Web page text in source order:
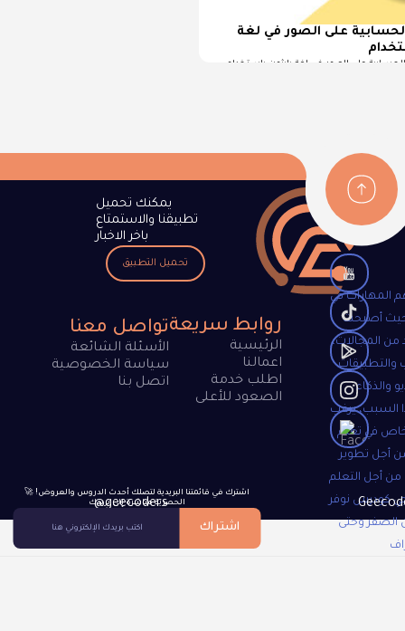
على الصور في لغة
المهارات في
حيث أصبحت
من المجالات،
والتطبيقات
والذكاء
السبب، يرغب
في تعلم
أجل تطوير
من أجل التعلم
جي كودرس نوفر
الصفر وحتى
@geecoders
روابط سريعة
الرئيسية
اعمالنا
اطلب خدمة
الصعود للأعلى
تواصل معنا
الأسئلة الشائعة
سياسة الخصوصية
اتصل بنا
🚀 !اشترك في قائمتنا البريدية لتصلك أحدث الدروس والعروض
الحصرية مباشرة إلى بريدك
اشتراك
يمكنك تحميل
تطبيقنا والاستمتاع
باخر الاخبار
تحميل التطبيق